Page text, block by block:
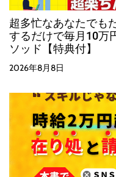
超多忙なあなたでも
するだけで毎月10万
ソッド【特典付】
2026年8月8日